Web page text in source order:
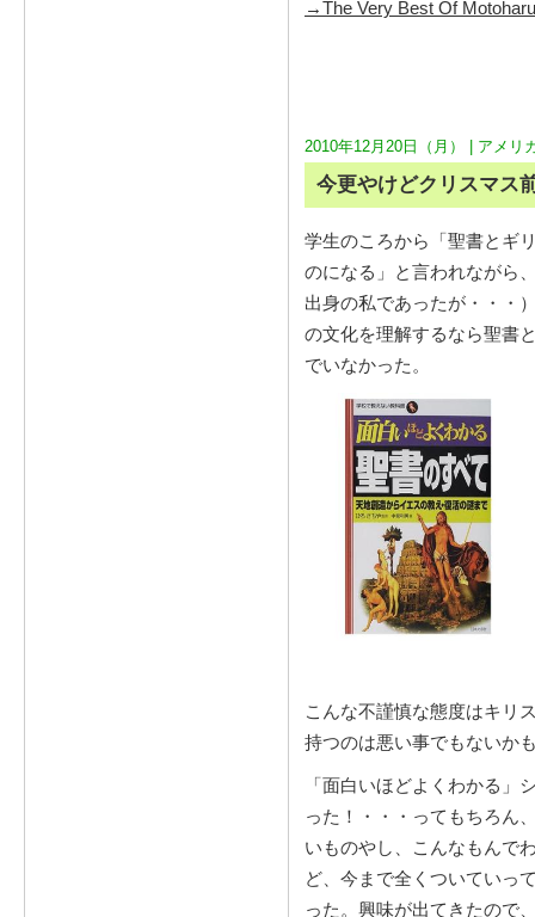
→The Very Best Of
2010年12月20日（月） | アメリ
今更やけどクリスマス
学生のころから「聖書とギ
のになる」と言われながら
出身の私であったが・・・
の文化を理解するなら聖書
でいなかった。
こんな不謹慎な態度はキリ
持つのは悪い事でもないか
「面白いほどよくわかる」
った！・・・ってもちろん
いものやし、こんなもんで
ど、今まで全くついていっ
った。興味が出てきたので